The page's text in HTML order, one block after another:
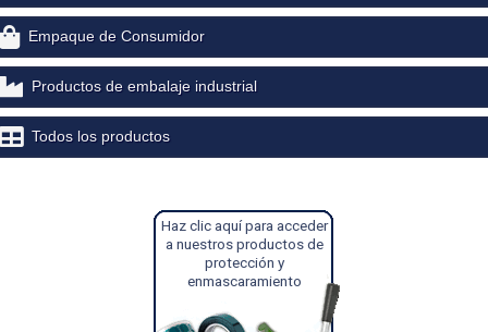
Empaque de Consumidor
Productos de embalaje industrial
Todos los productos
Haz clic aquí para acceder
a nuestros productos de
protección y
enmascaramiento